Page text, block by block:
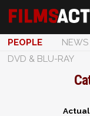
PEOPLE NEWS
DVD & BLU-RAY